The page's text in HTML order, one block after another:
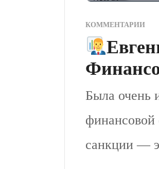
КОММЕНТАРИИ
Была очень
финансовой
санкции —